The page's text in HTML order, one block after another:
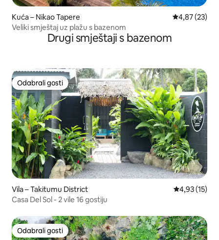
Kuća – Nikao Tapere Prosječna
4,87 (23)
Veliki smještaj uz plažu s bazenom
Drugi smještaji s bazenom
Odabrali gosti
Odabrali gosti
Vila – Takitumu District Prosječna
4,93 (15)
Casa Del Sol - 2 vile 16 gostiju
Odabrali gosti
Odabrali gosti